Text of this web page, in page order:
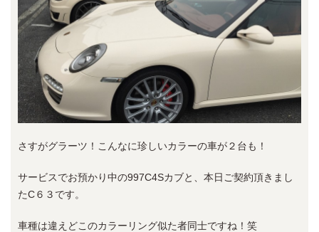
さすがグラーツ！こんなに珍しいカラーの車が２台も！
サービスでお預かり中の997C4Sカブと、本日ご契約頂きまし
たC６３です。
車種は違えどこのカラーリング似た者同士ですね！笑